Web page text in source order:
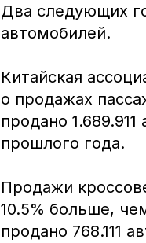
Два следующих
автомобилей.
Китайская
о продажах
продано
прошлого года.
Продажи
10.5% больше,
продано 768.111